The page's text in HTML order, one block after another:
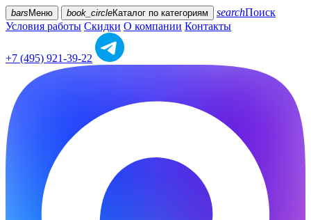
bars Меню book_circleКаталог по категориям searchПоиск
Условия работы Скидки О компании Контакты
+7 (495) 921-39-22